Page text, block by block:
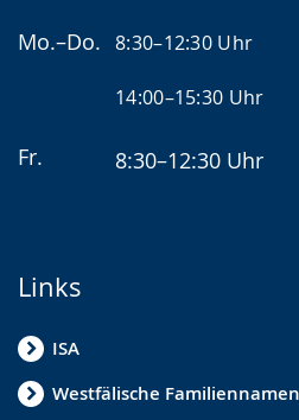
Mo.–Do. 8:30–12:30 Uhr
14:00–15:30 Uhr
Fr. 8:30–12:30 Uhr
Links
ISA
Westfälische